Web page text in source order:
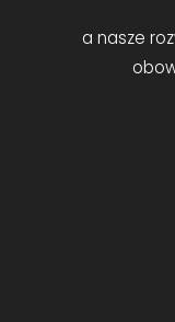
a nasze